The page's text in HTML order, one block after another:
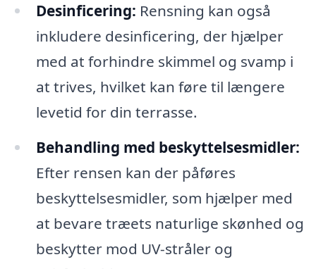
Desinficering: Rensning kan også
inkludere desinficering, der hjælper
med at forhindre skimmel og svamp i
at trives, hvilket kan føre til længere
levetid for din terrasse.
Behandling med beskyttelsesmidler:
Efter rensen kan der påføres
beskyttelsesmidler, som hjælper med
at bevare træets naturlige skønhed og
beskytter mod UV-stråler og